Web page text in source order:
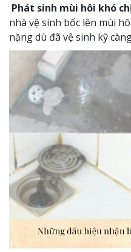
Phát sinh mùi hôi khó
nhà vệ sinh bốc lên mùi
nặng dù đã vệ sinh kỹ